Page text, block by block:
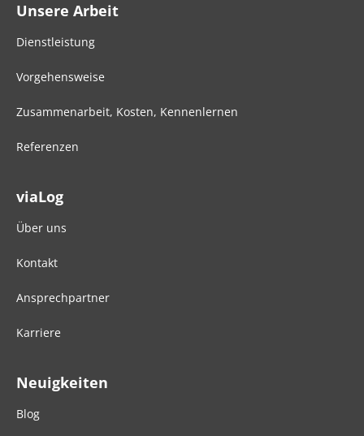
Unsere Arbeit
Dienstleistung
Vorgehensweise
Zusammenarbeit, Kosten, Kennenlernen
Referenzen
viaLog
Über uns
Kontakt
Ansprechpartner
Karriere
Neuigkeiten
Blog